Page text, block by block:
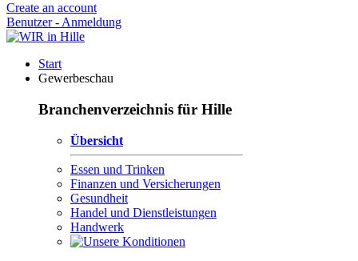
Create an account
Benutzer - Anmeldung
Start
Gewerbeschau
Branchenverzeichnis für Hille
Übersicht
Essen und Trinken
Finanzen und Versicherungen
Gesundheit
Handel und Dienstleistungen
Handwerk